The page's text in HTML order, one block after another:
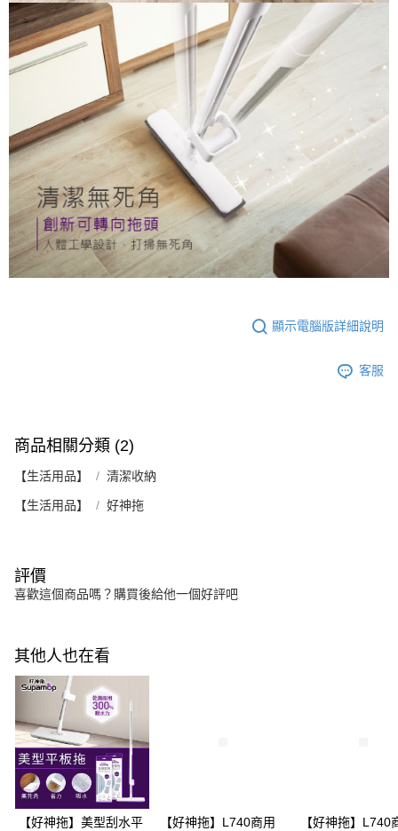
顯示電腦版詳細說明
客服
商品相關分類 (2)
【生活用品】 清潔收納
【生活用品】 好神拖
評價
喜歡這個商品嗎？購買後給他一個好評吧
其他人也在看
【好神拖】美型刮水平 【好神拖】L740商用 【好神拖】L740